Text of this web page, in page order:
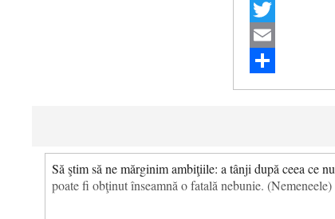
Facebook
Twitter
Email
Share
Să ştim să ne mărginim ambiţiile: a tânji după ceea ce nu
poate fi obţinut înseamnă o fatală nebunie. (Nemeneele)